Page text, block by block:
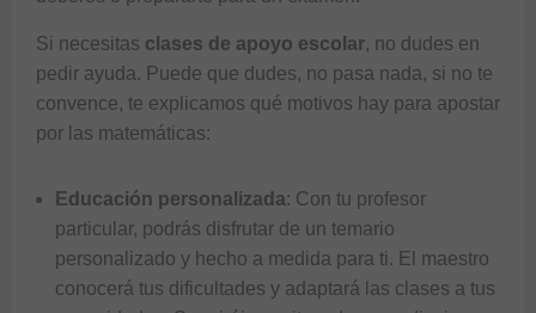
Si necesitas clases de apoyo escolar, no dudes en
pedir ayuda. Puede que dudes, no pasa nada, si no te
convence, te explicamos qué motivos hay para apostar
por las matemáticas:
Educación personalizada: Con tu profesor
particular, podrás disfrutar de un temario
personalizado y hecho a medida para ti. El maestro
conocerá tus dificultades y adaptará las clases a tus